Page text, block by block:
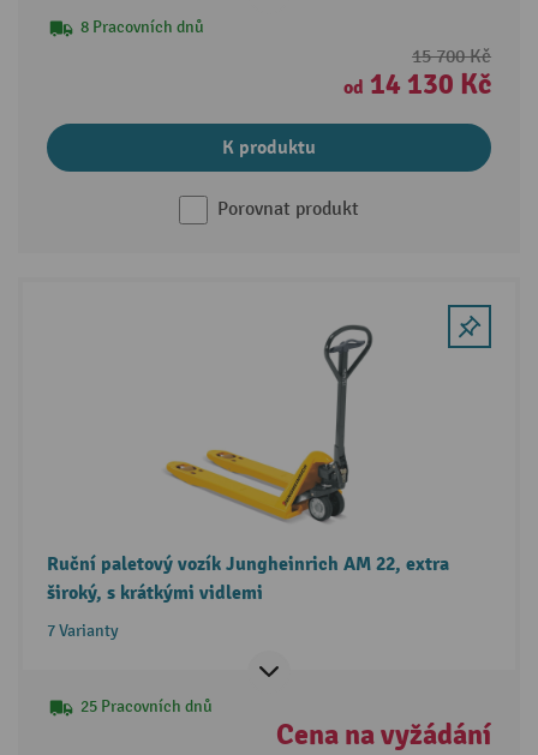
8 Pracovních dnů
15 700 Kč
od 14 130 Kč
K produktu
Porovnat produkt
Ruční paletový vozík Jungheinrich AM 22, extra
široký, s krátkými vidlemi
7 Varianty
25 Pracovních dnů
Cena na vyžádání